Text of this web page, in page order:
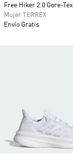
Free Hiker 2.0 Gore-Tex
Mujer TERREX
Envío Gratis